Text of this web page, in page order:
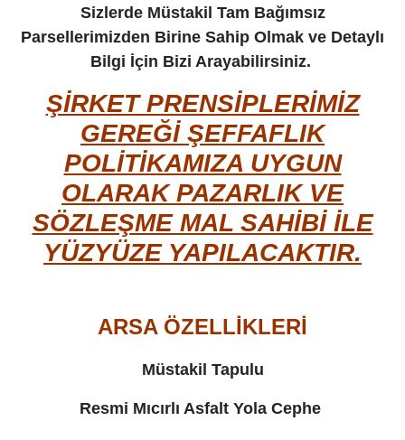
Sizlerde Müstakil Tam Bağımsız
Parsellerimizden Birine Sahip Olmak ve Detaylı
Bilgi İçin Bizi Arayabilirsiniz.
ŞİRKET PRENSİPLERİMİZ
GEREĞİ ŞEFFAFLIK
POLİTİKAMIZA UYGUN
OLARAKPAZARLIK VE
SÖZLEŞME MAL SAHİBİ İLE
YÜZYÜZE YAPILACAKTIR.
ARSA ÖZELLİKLERİ
Müstakil Tapulu
Resmi Mıcırlı Asfalt Yola Cephe